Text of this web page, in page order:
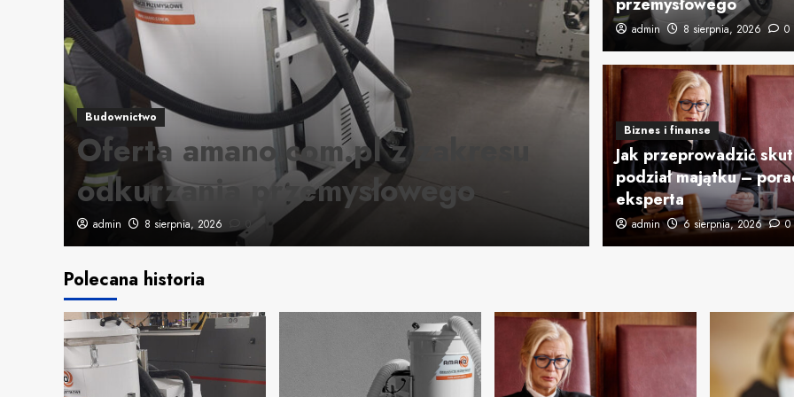
Budownictwo
Oferta amano.com.pl z zakresu
odkurzania przemysłowego
admin 8 sierpnia, 2026 0
Budownictwo
systemy
admin 8 sierpnia, 2026 0
admin 8 sierpnia, 2026 0
Biznes i finanse
Jak przeprowadzić
podział majątku –
eksperta
admin 6 sierpnia, 2026 0
Polecana historia